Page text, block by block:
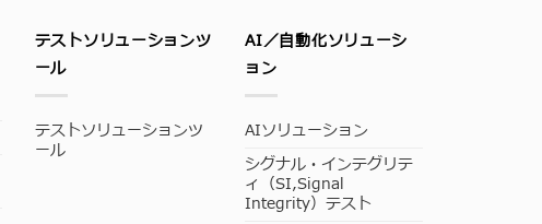
テストソリューションツ
ール
テストソリューションツ
ール
AI／自動化ソリューシ
ョン
AIソリューション
シグナル・インテグリテ
ィ（SI,Signal
Integrity）テスト